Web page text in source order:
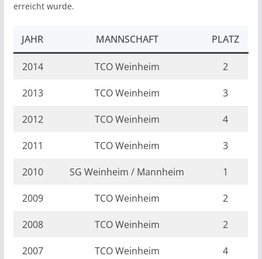
erreicht wurde.
JAHR MANNSCHAFT PLATZ
2014 TCO Weinheim 2
2013 TCO Weinheim 3
2012 TCO Weinheim 4
2011 TCO Weinheim 3
2010 SG Weinheim / Mannheim 1
2009 TCO Weinheim 2
2008 TCO Weinheim 2
2007 TCO Weinheim 4